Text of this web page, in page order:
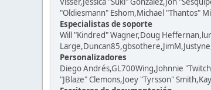
"Oldiesmann" Eshom,Michael "Thantos"
Especialistas de soporte
Will "Kindred" Wagner,Doug
Personalizadores
Diego Andrés,GL700Wing,Johnnie
"JBlaze" Clemons,Joey "Tyrsson"